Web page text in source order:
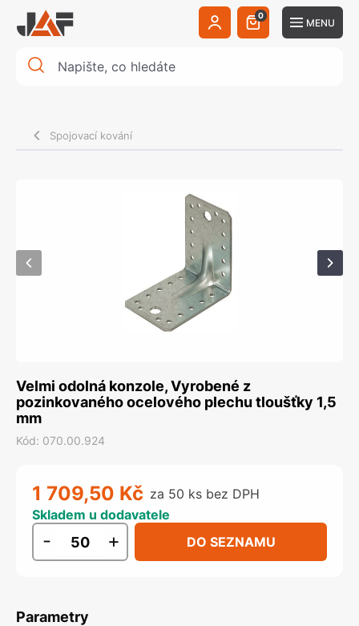
0
MENU
Spojovací kování
Velmi odolná konzole, Vyrobené z
pozinkovaného ocelového plechu tloušťky 1,5
mm
Kód: 070.00.924
1 709,50 Kč za 50 ks bez DPH
Skladem u dodavatele
- + DO SEZNAMU
Parametry